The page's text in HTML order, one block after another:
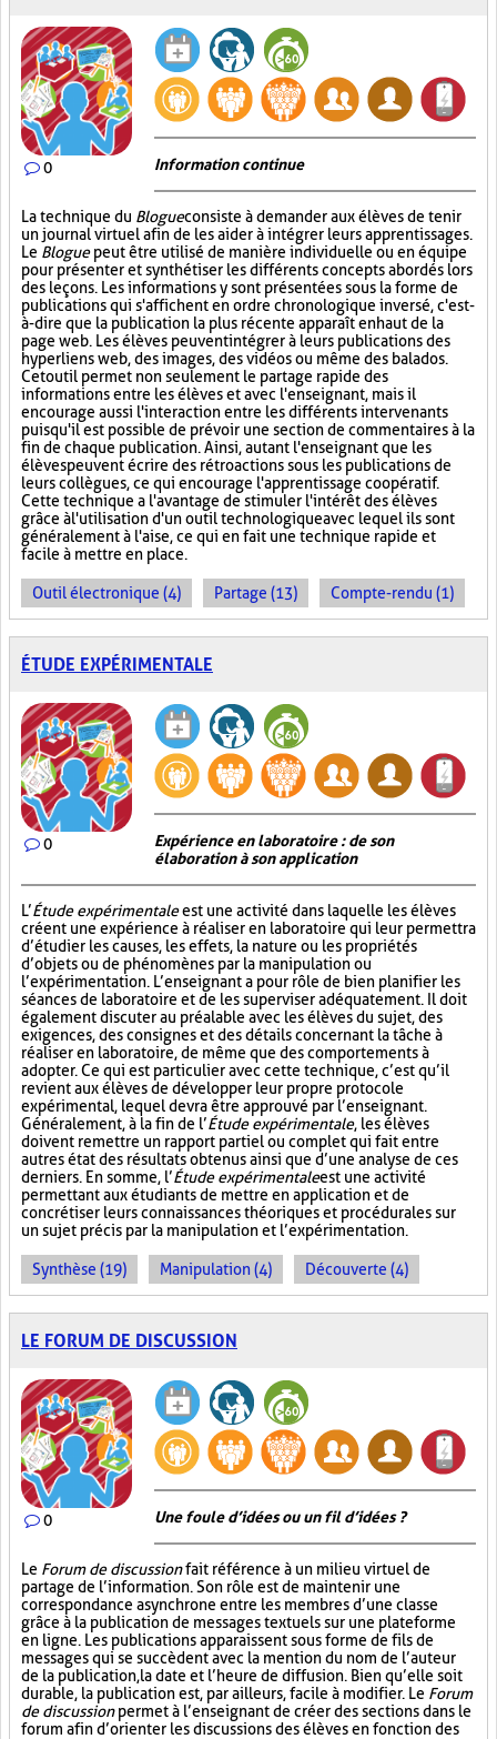
0 Information continue
La technique du Blogueconsiste à demander aux élèves de tenir
un journal virtuel afin de les aider à intégrer leurs apprentissages.
Le Bloguepeut être utilisé de manière individuelle ou en équipe
pour présenter et synthétiser les différents concepts abordés lors
des leçons. Les informations y sont présentées sous la forme de
publications qui s'affichent en ordre chronologique inversé, c'est-
à-dire que la publication la plus récente apparaît en haut de la
page web. Les élèves peuvent intégrer à leurs publications des
hyperliens web, des images, des vidéos ou même des balados.
Cet outil permet non seulement le partage rapide des
informations entre les élèves et avec l'enseignant, mais il
encourage aussi l'interaction entre les différents intervenants
puisqu'il est possible de prévoir une section de commentaires à la
fin de chaque publication. Ainsi, autant l'enseignant que les
élèves peuvent écrire des rétroactions sous les publications de
leurs collègues, ce qui encourage l'apprentissage coopératif.
Cette technique a l'avantage de stimuler l'intérêt des élèves
grâce à l'utilisation d'un outil technologique avec lequel ils sont
généralement à l'aise, ce qui en fait une technique rapide et
facile à mettre en place.
Outil électronique (4) Partage (13) Compte-rendu (1)
ÉTUDE EXPÉRIMENTALE
0
Expérience en laboratoire : de son
élaboration à son application
L’Étude expérimentaleest une activité dans laquelle les élèves
créent une expérience à réaliser en laboratoire qui leur permettra
d’étudier les causes, les effets, la nature ou les propriétés
d’objets ou de phénomènes par la manipulation ou
l’expérimentation. L’enseignant a pour rôle de bien planifier les
séances de laboratoire et de les superviser adéquatement. Il doit
également discuter au préalable avec les élèves du sujet, des
exigences, des consignes et des détails concernant la tâche à
réaliser en laboratoire, de même que des comportements à
adopter. Ce qui est particulier avec cette technique, c’est qu’il
revient aux élèves de développer leur propre protocole
expérimental, lequel devra être approuvé par l’enseignant.
Généralement, à la fin de l’Étude expérimentale, les élèves
doivent remettre un rapport partiel ou complet qui fait entre
autres état des résultats obtenus ainsi que d’une analyse de ces
derniers. En somme, l’Étude expérimentaleest une activité
permettant aux étudiants de mettre en application et de
concrétiser leurs connaissances théoriques et procédurales sur
un sujet précis par la manipulation et l’expérimentation.
Synthèse (19) Manipulation (4) Découverte (4)
LE FORUM DE DISCUSSION
0 Une foule d’idées ou un fil d’idées ?
Le Forum de discussionfait référence à un milieu virtuel de
partage de l’information. Son rôle est de maintenir une
correspondance asynchrone entre les membres d’une classe
grâce à la publication de messages textuels sur une plateforme
en ligne. Les publications apparaissent sous forme de fils de
messages qui se succèdent avec la mention du nom de l’auteur
de la publication, la date et l’heure de diffusion. Bien qu’elle soit
durable, la publication est, par ailleurs, facile à modifier. Le Forum
de discussionpermet à l’enseignant de créer des sections dans le
forum afin d’orienter les discussions des élèves en fonction des